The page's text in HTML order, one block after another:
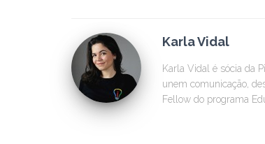
Karla Vidal
Karla Vidal é sócia da
unem comunicação,
Fellow do programa